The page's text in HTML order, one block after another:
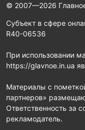
© 2007—2026
Субъект в сфере
R40-06536
При использовании
https://glavnoe.in.ua
Материалы с
партнеров»
Ответственность за
рекламодатель.